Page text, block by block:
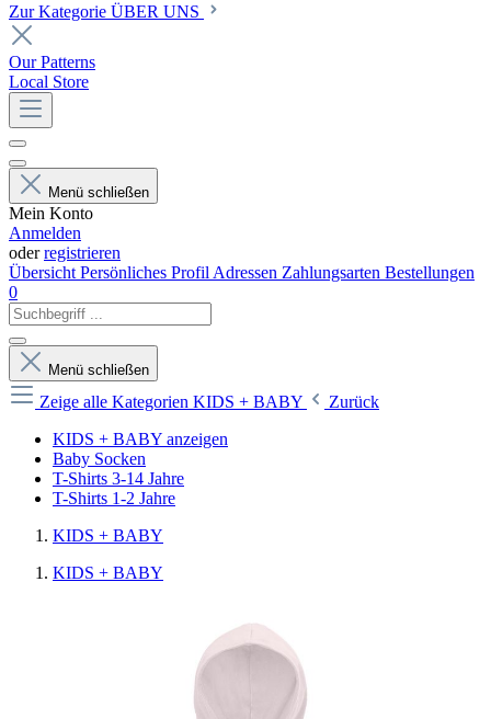
Zur Kategorie ÜBER UNS
Our Patterns
Local Store
Menü schließen
Mein Konto
Anmelden
oderregistrieren
Übersicht Persönliches Profil Adressen Zahlungsarten Bestellungen
0
Menü schließen
Zeige alle Kategorien KIDS + BABY
Zurück
KIDS + BABY anzeigen
Baby Socken
T-Shirts 3-14 Jahre
T-Shirts 1-2 Jahre
KIDS + BABY
KIDS + BABY